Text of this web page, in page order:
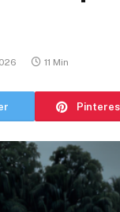
11 Min